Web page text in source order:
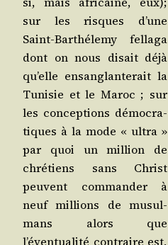
sur les risques d’une
Saint-Bar­thé­le­my fel­la­ga
dont on nous disait déjà
qu’elle ensan­glan­te­rait la
Tuni­sie et le Maroc ; sur
les concep­tions démo­cra­
tiques à la mode « ultra »
par quoi un mil­lion de
chré­tiens sans Christ
peuvent com­man­der à
neuf mil­lions de musul­
mans alors que
l’éventualité contraire est,